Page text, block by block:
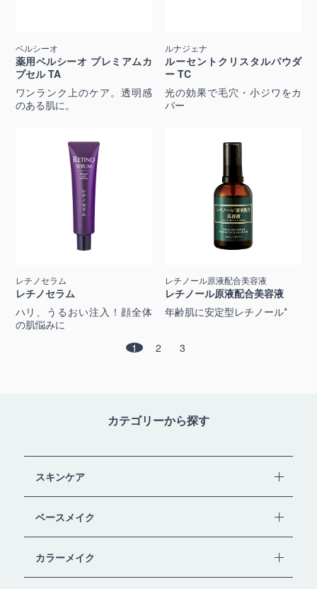
ベルシーオ
薬用ベルシーオ プレミアムカ
プセル TA
ワンランク上のケア。透明感
のある肌に。
ルナジェナ
ルーセントクリスタルパウダ
ー TC
光の効果で毛穴・小ジワをカ
バー
レチノセラム
レチノセラム
ハリ、うるおい注入！顔全体
の肌悩みに
レチノール原液配合美容液
レチノール原液配合美容液
年齢肌に安定型レチノール*
1 2 3
カテゴリーから探す
スキンケア
ベースメイク
カラーメイク